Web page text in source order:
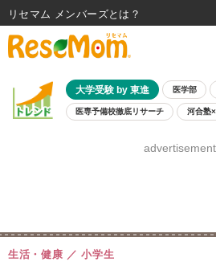
大学受験 by 東進 医学部
医専予備校徹底リサーチ 河合塾
8月開催学校説明会・相
advertisement
生活・健康 小学生
リセマム メンバーズ